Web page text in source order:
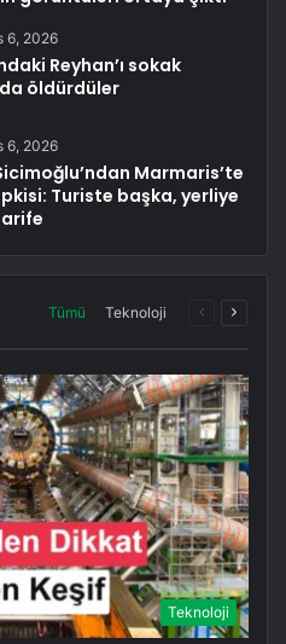
6, 2026
Reyhan’ı sokak
öldürdüler
6, 2026
Marmaris’te
Turiste başka, yerliye
Tümü Teknoloji
ÖncekiSonraki
Teknoloji